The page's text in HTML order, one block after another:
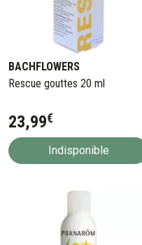
BACHFLOWERS
Rescue gouttes 20 ml
23,99€
Indisponible